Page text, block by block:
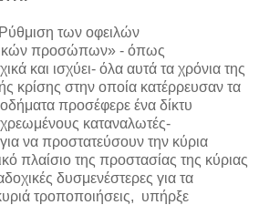
των οφειλών
προσώπων» - όπως
και ισχύει- όλα αυτά τα χρόνια της
κρίσης στην οποία κατέρρευσαν τα
προσέφερε ένα δίκτυ
καταναλωτές-
να προστατεύσουν την κύρια
πλαίσιο της προστασίας της κύριας
δυσμενέστερες για τα
τροποποιήσεις, υπήρξε